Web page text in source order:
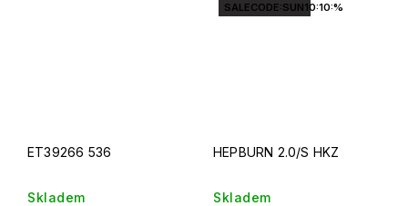
ET39266 536
Skladem
SALECODE:SUN10:10:%
HEPBURN 2.0/S HKZ
Skladem